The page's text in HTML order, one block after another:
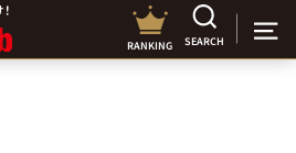
RANKING SEARCH